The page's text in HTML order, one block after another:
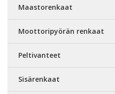
Maastorenkaat
Moottoripyörän renkaat
Peltivanteet
Sisärenkaat